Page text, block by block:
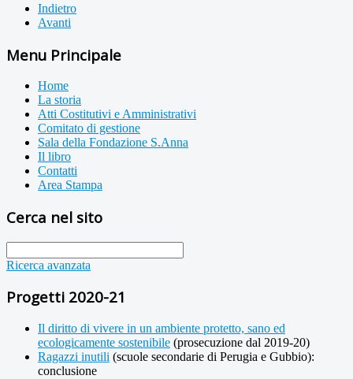
Indietro
Avanti
Menu Principale
Home
La storia
Atti Costitutivi e Amministrativi
Comitato di gestione
Sala della Fondazione S.Anna
Il libro
Contatti
Area Stampa
Cerca nel sito
Ricerca avanzata
Progetti 2020-21
Il diritto di vivere in un ambiente protetto, sano ed
ecologicamente sostenibile (prosecuzione dal 2019-20)
Ragazzi inutili (scuole secondarie di Perugia e Gubbio):
conclusione